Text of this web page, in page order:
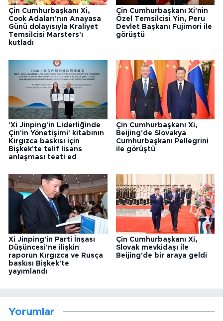
Çin Cumhurbaşkanı Xi,
Cook Adaları'nın Anayasa
Günü dolayısıyla Kraliyet
Temsilcisi Marsters'ı
kutladı
Çin Cumhurbaşkanı Xi'nin
Özel Temsilcisi Yin, Peru
Devlet Başkanı Fujimori ile
görüştü
'Xi Jinping'in Liderliğinde
Çin'in Yönetişimi' kitabının
Kırgızca baskısı için
Bişkek'te telif lisans
anlaşması teati ed
Çin Cumhurbaşkanı Xi,
Beijing'de Slovakya
Cumhurbaşkanı Pellegrini
ile görüştü
Xi Jinping'in Parti İnşası
Düşüncesi'ne ilişkin
raporun Kırgızca ve Rusça
baskısı Bişkek'te
yayımlandı
Çin Cumhurbaşkanı Xi,
Slovak mevkidaşı ile
Beijing'de bir araya geldi
Yorumlar